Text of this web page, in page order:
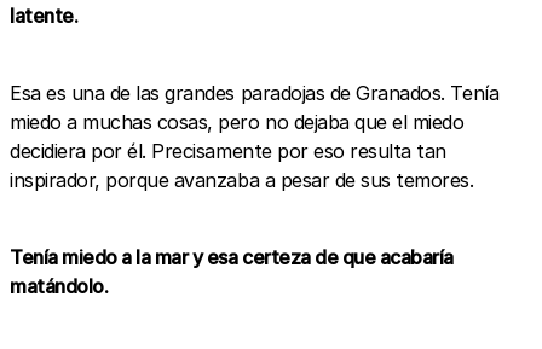
latente.
Esa es una de las grandes paradojas de Granados. Tenía
miedo a muchas cosas, pero no dejaba que el miedo
decidiera por él. Precisamente por eso resulta tan
inspirador, porque avanzaba a pesar de sus temores.
Tenía miedo a la mar y esa certeza de que acabaría
matándolo.